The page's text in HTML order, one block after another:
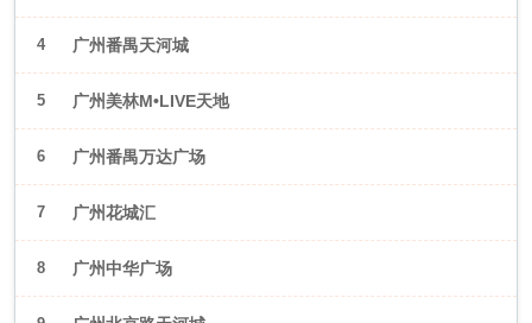
4 广州番禺天河城
5 广州美林M•LIVE天地
6 广州番禺万达广场
7 广州花城汇
8 广州中华广场